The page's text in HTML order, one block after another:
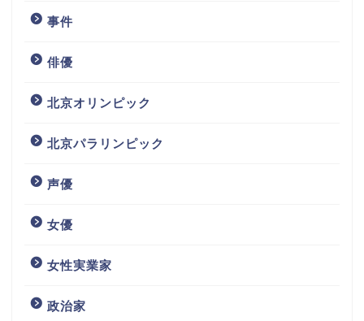
事件
俳優
北京オリンピック
北京パラリンピック
声優
女優
女性実業家
政治家